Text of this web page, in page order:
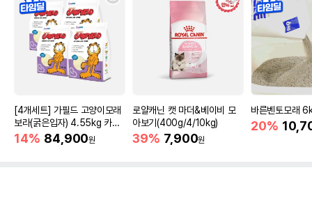
[4개세트] 가필드 고양이모래
보라(굵은입자) 4.55kg 카사
바모래
14% 84,900원
로얄캐닌 캣 마더&베이비 모
아보기(400g/4/10kg)
39% 7,900원
바른벤토모래
20%